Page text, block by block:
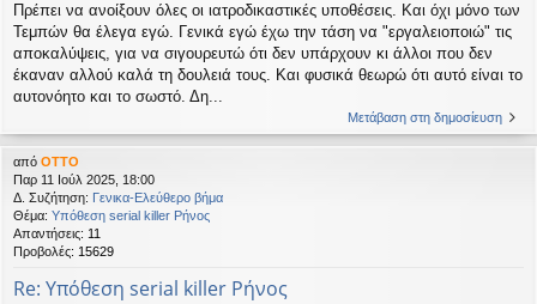
Πρέπει να ανοίξουν όλες οι ιατροδικαστικές υποθέσεις. Και όχι μόνο των
Τεμπών θα έλεγα εγώ. Γενικά εγώ έχω την τάση να "εργαλειοποιώ" τις
αποκαλύψεις, για να σιγουρευτώ ότι δεν υπάρχουν κι άλλοι που δεν
έκαναν αλλού καλά τη δουλειά τους. Και φυσικά θεωρώ ότι αυτό είναι το
αυτονόητο και το σωστό. Δη...
Μετάβαση στη δημοσίευση
από OTTO
Παρ 11 Ιούλ 2025, 18:00
Δ. Συζήτηση: Γενικα-Ελεύθερο βήμα
Θέμα: Υπόθεση serial killer Ρήνος
Απαντήσεις: 11
Προβολές: 15629
Re: Υπόθεση serial killer Ρήνος